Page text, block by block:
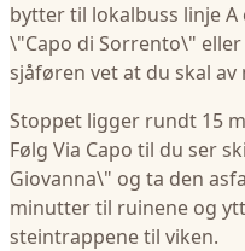
bytter til lokalbuss linje A
\"Capo di Sorrento\"
sjåføren vet at du skal
Stoppet ligger rundt 15
Følg Via Capo til du ser
Giovanna\" og ta den
minutter til ruinene og
steintrappene til viken.